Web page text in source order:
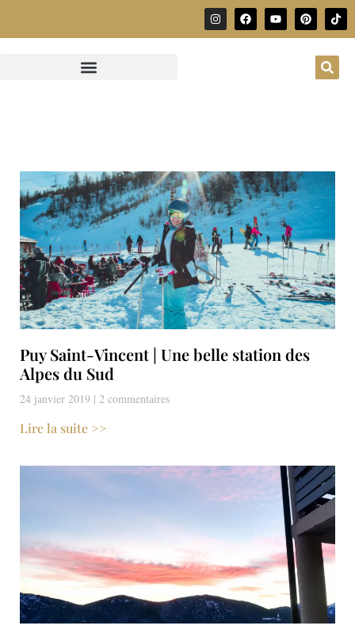
Puy Saint-Vincent | Une belle station des
Alpes du Sud
24 janvier 2019 2 commentaires
Lire la suite >>